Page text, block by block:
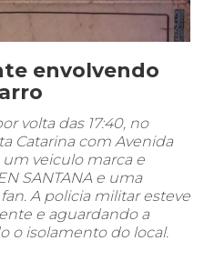
envolvendo
volta das 17:40, no
Catarina com Avenida
um veiculo marca e
SANTANA e uma
A policia militar esteve
e aguardando a
o isolamento do local.